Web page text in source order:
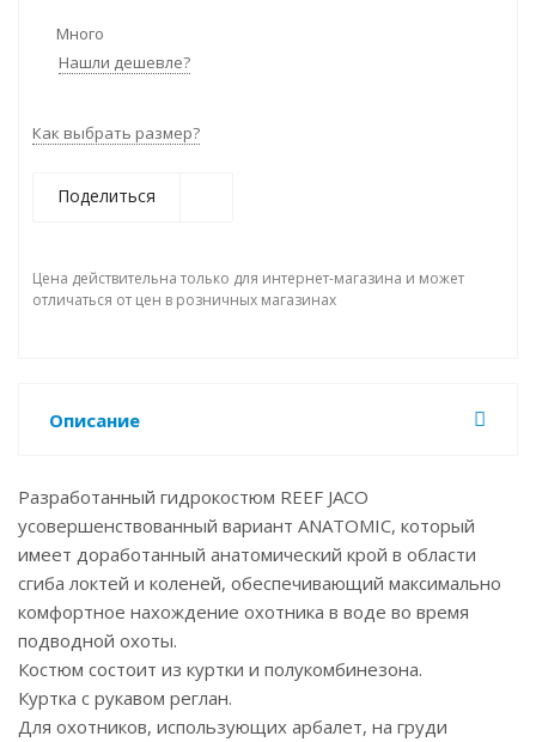
Много
Нашли дешевле?
Как выбрать размер?
Поделиться
Цена действительна только для интернет-магазина и может
отличаться от цен в розничных магазинах
Описание
Разработанный гидрокостюм REEF JACO
усовершенствованный вариант ANATOMIC, который
имеет доработанный анатомический крой в области
сгиба локтей и коленей, обеспечивающий максимально
комфортное нахождение охотника в воде во время
подводной охоты.
Костюм состоит из куртки и полукомбинезона.
Куртка с рукавом реглан.
Для охотников, использующих арбалет, на груди